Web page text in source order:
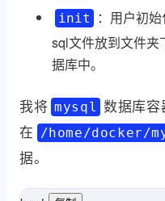
init
：用户初
sql文件放到文件夹
据库中。
我将 mysql 数据库容
在 /home/docker/
据。